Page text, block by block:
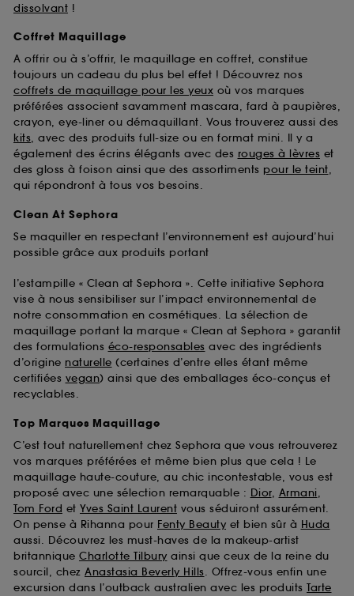
dissolvant !
Coffret Maquillage
A offrir ou à s’offrir, le maquillage en coffret, constitue
toujours un cadeau du plus bel effet ! Découvrez nos
coffrets de maquillage pour les yeux où vos marques
préférées associent savamment mascara, fard à paupières,
crayon, eye-liner ou démaquillant. Vous trouverez aussi des
kits, avec des produits full-size ou en format mini. Il y a
également des écrins élégants avec des rouges à lèvres et
des gloss à foison ainsi que des assortiments pour le teint,
qui répondront à tous vos besoins.
Clean At Sephora
Se maquiller en respectant l’environnement est aujourd’hui
possible grâce aux produits portant
l’estampille « Clean at Sephora ». Cette initiative Sephora
vise à nous sensibiliser sur l’impact environnemental de
notre consommation en cosmétiques. La sélection de
maquillage portant la marque « Clean at Sephora » garantit
des formulations éco-responsables avec des ingrédients
d’origine naturelle (certaines d’entre elles étant même
certifiées vegan) ainsi que des emballages éco-conçus et
recyclables.
Top Marques Maquillage
C’est tout naturellement chez Sephora que vous retrouverez
vos marques préférées et même bien plus que cela ! Le
maquillage haute-couture, au chic incontestable, vous est
proposé avec une sélection remarquable : Dior, Armani,
Tom Ford et Yves Saint Laurent vous séduiront assurément.
On pense à Rihanna pour Fenty Beauty et bien sûr à Huda
aussi. Découvrez les must-haves de la makeup-artist
britannique Charlotte Tilbury ainsi que ceux de la reine du
sourcil, chez Anastasia Beverly Hills. Offrez-vous enfin une
excursion dans l’outback australien avec les produits Tarte